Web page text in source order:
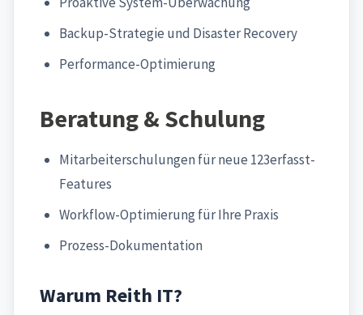
Backup-Strategie und Disaster Recovery
Performance-Optimierung
Beratung & Schulung
Mitarbeiterschulungen für neue 123erfasst-
Features
Workflow-Optimierung für Ihre Praxis
Prozess-Dokumentation
Warum Reith IT?